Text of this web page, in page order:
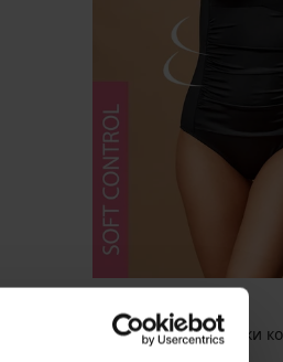
Вталяващ цял бански